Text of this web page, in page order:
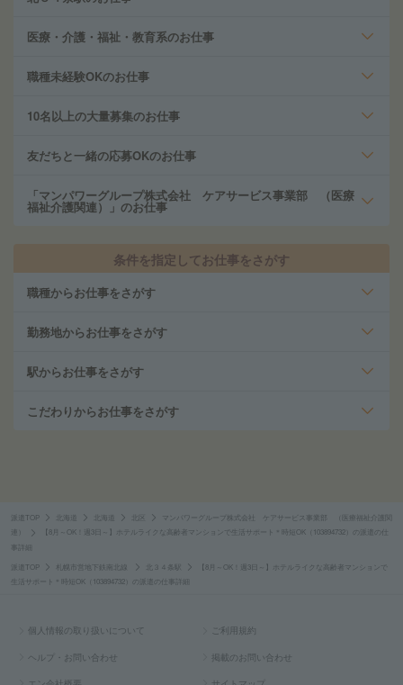
医療・介護・福祉・教育系のお仕事
職種未経験OKのお仕事
10名以上の大量募集のお仕事
友だちと一緒の応募OKのお仕事
「マンパワーグループ株式会社 ケアサービス事業部 （医療
福祉介護関連）」のお仕事
条件を指定してお仕事をさがす
職種からお仕事をさがす
勤務地からお仕事をさがす
駅からお仕事をさがす
こだわりからお仕事をさがす
派遣TOP 北海道 北海道 北区
マンパワーグループ株式会社 ケアサービス事業部 （医療福祉介護関
【8月～OK！週3日～】ホテルライクな高齢者マンションで生活サポート＊時短OK（103894732）の派遣の仕
事詳細
派遣TOP 札幌市営地下鉄南北線 北３４条駅
【8月～OK！週3日～】ホテルライクな高齢者マンションで
生活サポート＊時短OK（103894732）の派遣の仕事詳細
個人情報の取り扱いについて ご利用規約
ヘルプ・お問い合わせ 掲載のお問い合わせ